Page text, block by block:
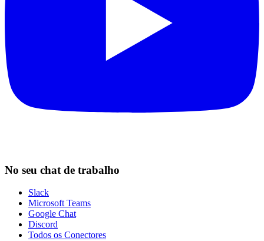
No seu chat de trabalho
Slack
Microsoft Teams
Google Chat
Discord
Todos os Conectores